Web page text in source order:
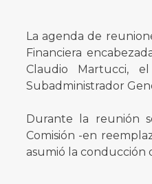
La agenda de
Financiera
Claudio Martucci,
Subadministrador
Durante la reunión
Comisión -en
asumió la conducción